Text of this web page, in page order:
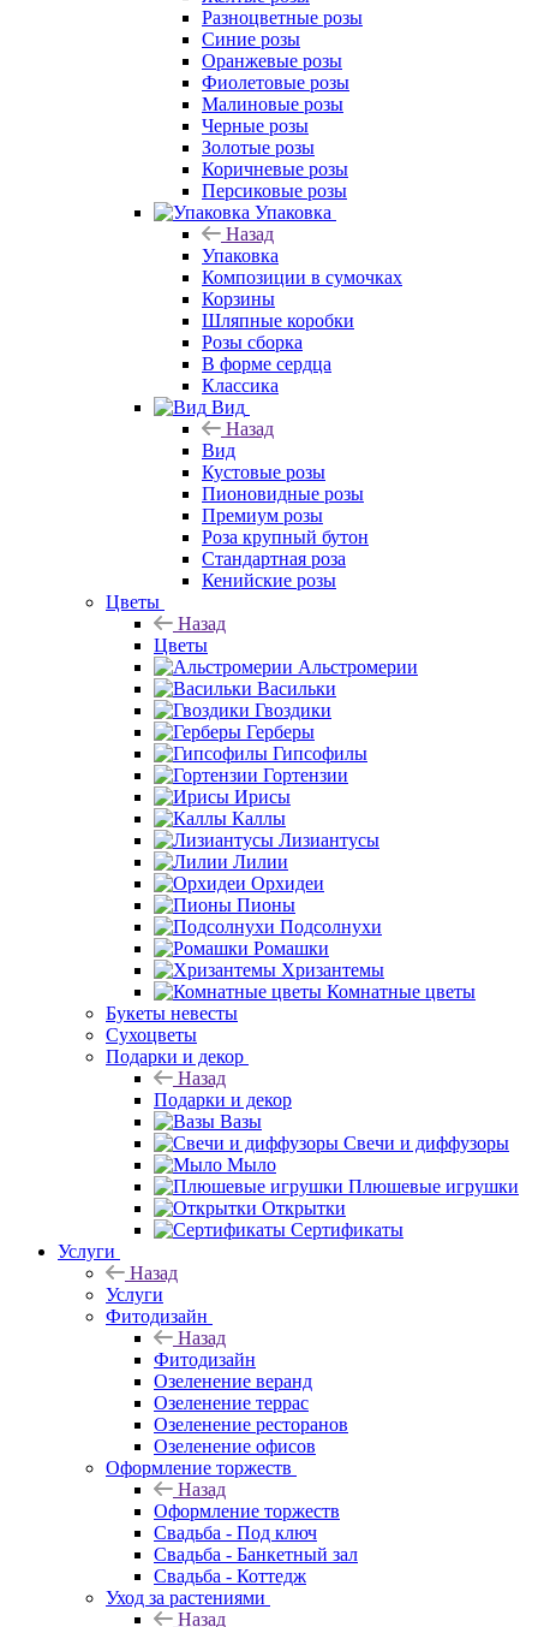
Разноцветные розы
Синие розы
Оранжевые розы
Фиолетовые розы
Малиновые розы
Черные розы
Золотые розы
Коричневые розы
Персиковые розы
Упаковка
Назад
Упаковка
Композиции в сумочках
Корзины
Шляпные коробки
Розы сборка
В форме сердца
Классика
Вид
Назад
Вид
Кустовые розы
Пионовидные розы
Премиум розы
Роза крупный бутон
Стандартная роза
Кенийские розы
Цветы
Назад
Цветы
Альстромерии
Васильки
Гвоздики
Герберы
Гипсофилы
Гортензии
Ирисы
Каллы
Лизиантусы
Лилии
Орхидеи
Пионы
Подсолнухи
Ромашки
Хризантемы
Комнатные цветы
Букеты невесты
Сухоцветы
Подарки и декор
Назад
Подарки и декор
Вазы
Свечи и диффузоры
Мыло
Плюшевые игрушки
Открытки
Сертификаты
Услуги
Назад
Услуги
Фитодизайн
Назад
Фитодизайн
Озеленение веранд
Озеленение террас
Озеленение ресторанов
Озеленение офисов
Оформление торжеств
Назад
Оформление торжеств
Свадьба - Под ключ
Свадьба - Банкетный зал
Свадьба - Коттедж
Уход за растениями
Назад